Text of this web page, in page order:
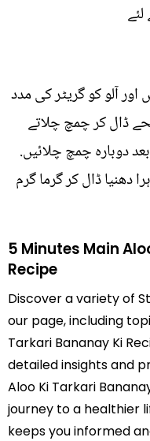
آلو کو گریٹر کی مدد
ڈال کر چمچ چلاتے
دوبارہ چمچ چلائیں.
دھنیا ڈال کر گرما گرم
5 Minutes Main
Recipe
Discover a variety of
our page, including
Tarkari Bananay Ki
detailed insights and
Aloo Ki Tarkari
journey to a healthier
keeps you informed